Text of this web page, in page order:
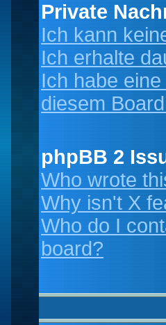
Private
Ich kann
Ich erhalte
Ich habe
diesem
phpBB 2
Who wrote
Why isn't X
Who do I
board?